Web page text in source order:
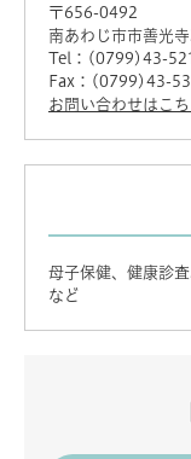
〒656-0492
南あわじ市市善光
Tel：(0799)43-
Fax：(0799)43-
お問い合わせはこ
母子保健、健康診
など